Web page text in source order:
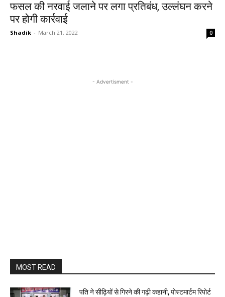
फसल की नरवाई जलाने पर लगा प्रतिबंध, उल्लंघन करने
पर होगी कार्रवाई
Shadik - March 21, 2022 0
- Advertisment -
MOST READ
पति ने सीढ़ियों से गिरने की गढ़ी कहानी, पोस्टमार्टम रिपोर्ट